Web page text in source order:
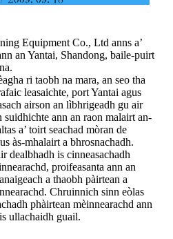
Equipment Co., Ltd anns a’
an Yantai, Shandong, baile-puirt
ri taobh na mara, an seo tha
leasaichte, port Yantai agus
airson an lìbhrigeadh gu air
ann an raon malairt an-
a’ toirt seachad mòran de
às-mhalairt a bhrosnachadh.
dealbhadh is cinneasachadh
proifeasanta ann an
a thaobh pàirtean a
Chruinnich sinn eòlas
phàirtean mèinnearachd ann
ullachaidh guail.